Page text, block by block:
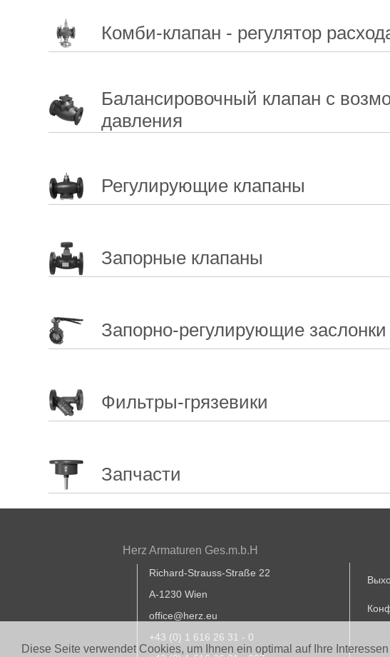
Diese Seite verwendet Cookies, um Ihnen ein optimal auf Ihre
Комби-клапан - регулятор
Балансировочный клапан с
давления
Регулирующие клапаны
Запорные клапаны
Запорно-регулирующие заслонки
Фильтры-грязевики
Запчасти
Herz Armaturen Ges.m.b.H
Richard-Strauss-Straße 22
A-1230 Wien
office@herz.eu
+43 (0) 1 616 26 31 - 0